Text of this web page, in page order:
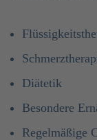
Diätetik
Besondere
Regelmäßige